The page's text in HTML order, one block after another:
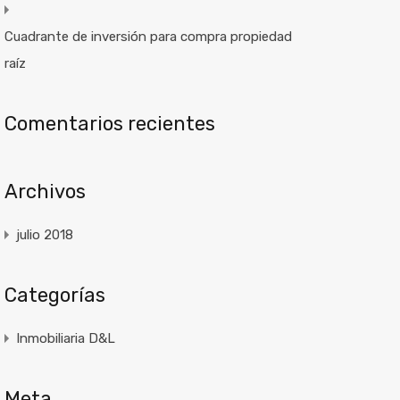
Cuadrante de inversión para compra propiedad
raíz
Comentarios recientes
Archivos
julio 2018
Categorías
Inmobiliaria D&L